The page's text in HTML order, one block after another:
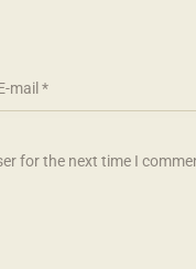
for the next time I